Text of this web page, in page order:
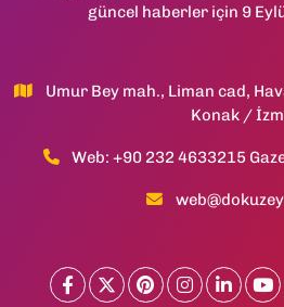
güncel haberler için 9
Umur Bey mah., Liman cad,
Konak /
Web: +90 232 4633215